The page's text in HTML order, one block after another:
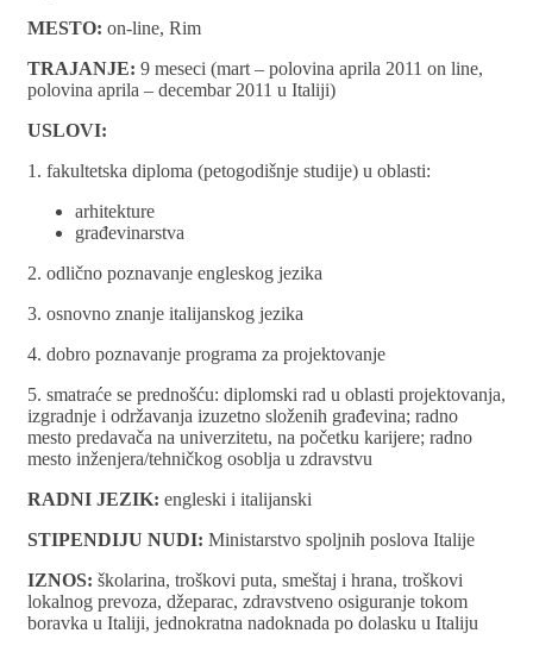
MESTO: on-line, Rim
TRAJANJE: 9 meseci (mart – polovina aprila 2011 on line,
polovina aprila – decembar 2011 u Italiji)
USLOVI:
1. fakultetska diploma (petogodišnje studije) u oblasti:
arhitekture
građevinarstva
2. odlično poznavanje engleskog jezika
3. osnovno znanje italijanskog jezika
4. dobro poznavanje programa za projektovanje
5. smatraće se prednošću: diplomski rad u oblasti projektovanja,
izgradnje i održavanja izuzetno složenih građevina; radno
mesto predavača na univerzitetu, na početku karijere; radno
mesto inženjera/tehničkog osoblja u zdravstvu
RADNI JEZIK: engleski i italijanski
STIPENDIJU NUDI: Ministarstvo spoljnih poslova Italije
IZNOS: školarina, troškovi puta, smeštaj i hrana, troškovi
lokalnog prevoza, džeparac, zdravstveno osiguranje tokom
boravka u Italiji, jednokratna nadoknada po dolasku u Italiju